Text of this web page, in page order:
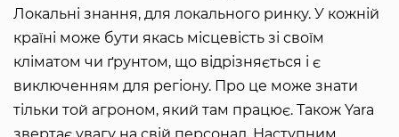
Локальні знання, для локального ринку. У кожній
країні може бути якась місцевість зі своїм
кліматом чи ґрунтом, що відрізняється і є
виключенням для регіону. Про це може знати
тільки той агроном, який там працює. Також Yara